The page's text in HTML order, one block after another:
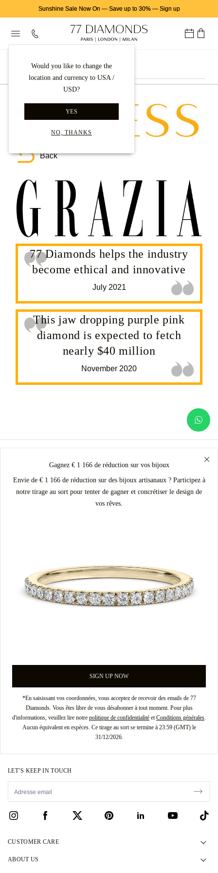
Sunshine Sale Now On — Save up to 30%— Sign up
Would you like to change the
location and currency to USA /
USD?
YES
NO, THANKS
Why 77 Diamonds?
Testimonials
Awards
Press
Careers
Back
77 Diamonds helps the industry
become ethical and innovative
July 2021
This jaw dropping purple pink
diamond is expected to fetch
nearly $40 million
November 2020
Gagnez € 1 166 de réduction sur vos bijoux
Envie de € 1 166 de réduction sur des bijoux artisanaux ? Participez à
notre tirage au sort pour tenter de gagner et concrétiser le design de
vos rêves.
SIGN UP NOW
*En saisissant vos coordonnées, vous acceptez de recevoir des emails de 77
Diamonds. Vous êtes libre de vous désabonner à tout moment. Pour plus
d'informations, veuillez lire notre politique de confidentialité et Conditions générales
Aucun équivalent en espèces. Ce tirage au sort se termine à 23:59 (GMT) le
31/12/2026.
LET’S KEEP IN TOUCH
CUSTOMER CARE
Contact Us
ABOUT US